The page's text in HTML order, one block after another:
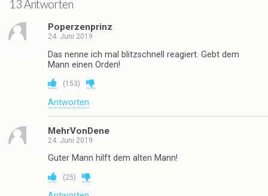
13 Antworten
Poperzenprinz
24. Juni 2019
Das nenne ich mal blitzschnell reagiert. Gebt dem
Mann einen Orden!
(153)
Antworten
MehrVonDene
24. Juni 2019
Guter Mann hilft dem alten Mann!
(25)